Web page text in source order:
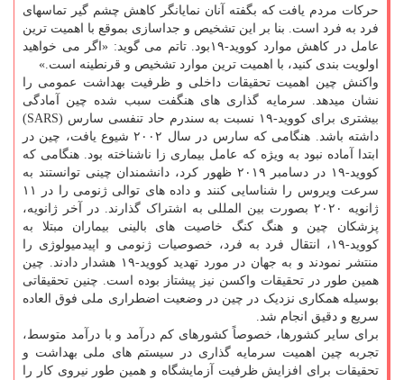
حرکات مردم یافت که بگفته آنان نمایانگر کاهش چشم گیر تماسهای
فرد به فرد است. بنا بر این تشخیص و جداسازی بموقع با اهمیت ترین
عامل در کاهش موارد کووید-۱۹بود. تاتم می گوید: «اگر می خواهید
اولویت بندی کنید، با اهمیت ترین موارد تشخیص و قرنطینه است.»
واکنش چین اهمیت تحقیقات داخلی و ظرفیت بهداشت عمومی را
نشان میدهد. سرمایه گذاری های هنگفت سبب شده چین آمادگی
بیشتری برای کووید-۱۹ نسبت به سندرم حاد تنفسی سارس (SARS)
داشته باشد. هنگامی که سارس در سال ۲۰۰۲ شیوع یافت، چین در
ابتدا آماده نبود به ویژه که عامل بیماری زا ناشناخته بود. هنگامی که
کووید-۱۹ در دسامبر ۲۰۱۹ ظهور کرد، دانشمندان چینی توانستند به
سرعت ویروس را شناسایی کنند و داده های توالی ژنومی را در ۱۱
ژانویه ۲۰۲۰ بصورت بین المللی به اشتراک گذارند. در آخر ژانویه،
پزشکان چین و هنگ کنگ خاصیت های بالینی بیماران مبتلا به
کووید-۱۹، انتقال فرد به فرد، خصوصیات ژنومی و اپیدمیولوژی را
منتشر نمودند و به جهان در مورد تهدید کووید-۱۹ هشدار دادند. چین
همین طور در تحقیقات واکسن نیز پیشتاز بوده است. چنین تحقیقاتی
بوسیله همکاری نزدیک در چین در وضعیت اضطراری ملی فوق العاده
سریع و دقیق انجام شد.
برای سایر کشورها، خصوصاً کشورهای کم درآمد و با درآمد متوسط،
تجربه چین اهمیت سرمایه گذاری در سیستم های ملی بهداشت و
تحقیقات برای افزایش ظرفیت آزمایشگاه و همین طور نیروی کار را